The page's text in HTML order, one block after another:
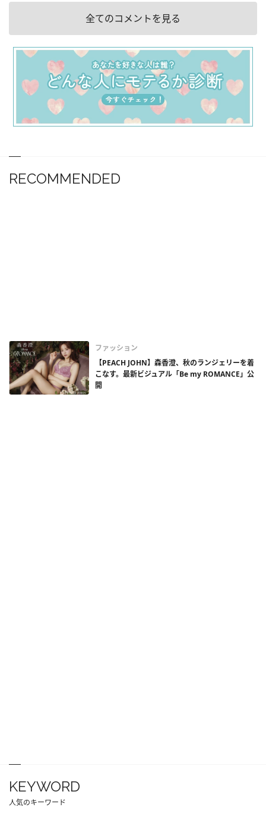
全てのコメントを見る
RECOMMENDED
ファッション
【PEACH JOHN】森香澄、秋のランジェリーを着
こなす。最新ビジュアル「Be my ROMANCE」公
開
KEYWORD
人気のキーワード